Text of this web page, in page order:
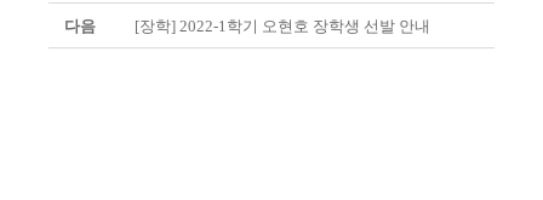
다음 [장학] 2022-1학기 오현호 장학생 선발 안내